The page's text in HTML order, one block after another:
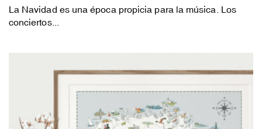
La Navidad es una época propicia para la música. Los
conciertos...